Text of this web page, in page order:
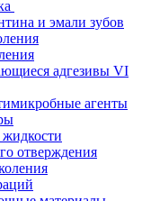
и эмали зубов
адгезивы VI
агенты
отверждения